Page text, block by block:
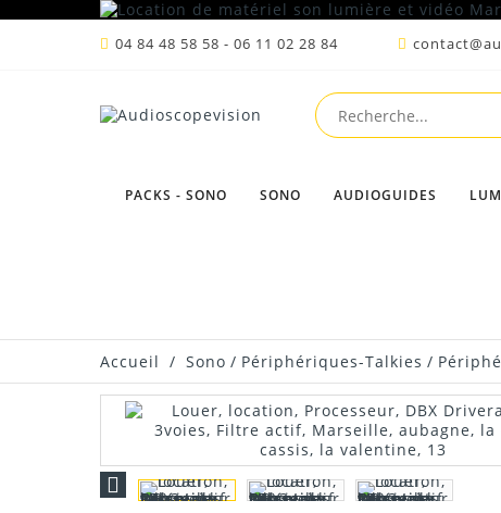
04 84 48 58 58 - 06 11 02 28 84
PACKS - SONO SONO AUDIOGUIDES
Accueil / Sono / Périphériques-Talkies /